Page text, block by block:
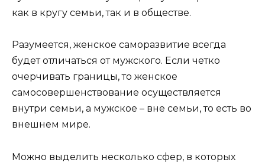
как в кругу семьи, так и в обществе.
Разумеется, женское саморазвитие всегда
будет отличаться от мужского. Если четко
очерчивать границы, то женское
самосовершенствование осуществляется
внутри семьи, а мужское – вне семьи, то есть во
внешнем мире.
Можно выделить несколько сфер, в которых